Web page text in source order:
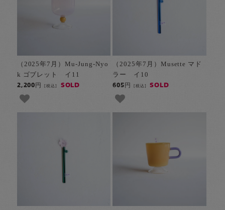
（2025年7月）Mu-Jung-Nyo
k ゴブレット イ11
2,200円[税込] SOLD
（2025年7月）Musette マド
ラー イ10
605円 [税込] SOLD